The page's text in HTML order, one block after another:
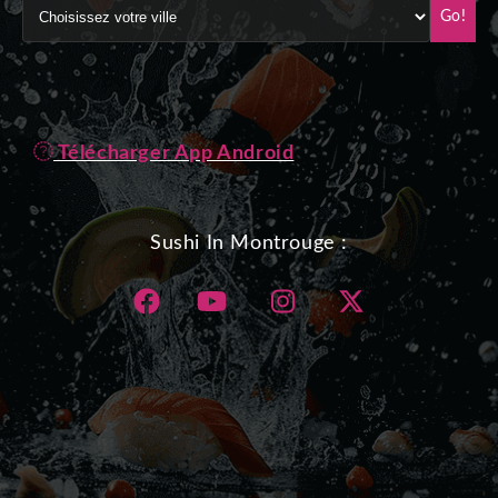
Go!
Télécharger App Android
Sushi In Montrouge :